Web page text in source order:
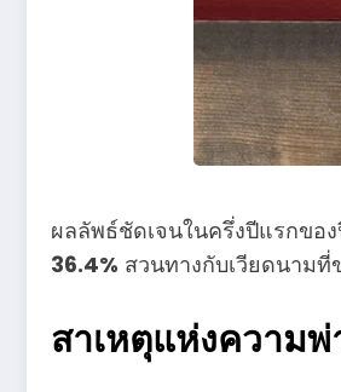
ผลลัพธ์ชัดเจนในครึ่งปีแรกขอ
36.4% สวนทางกับเวียดนามที่
สาเหตุแห่งความ